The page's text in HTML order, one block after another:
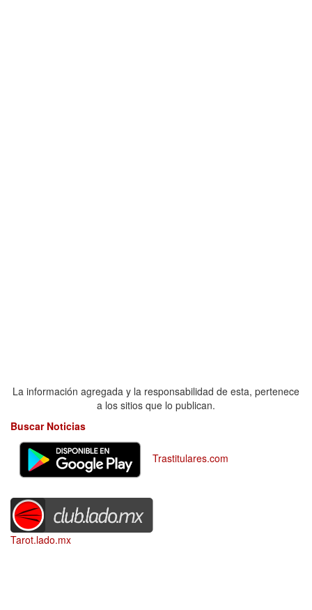
La información agregada y la responsabilidad de esta, pertenece
a los sitios que lo publican.
Buscar Noticias
Trastitulares.com
Tarot.lado.mx